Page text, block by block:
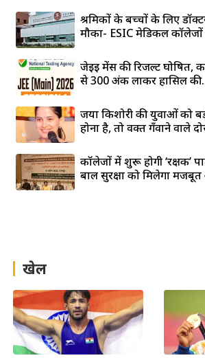
श्रमिकों के बच्चों के लिए
मौका- ESIC मेडिकल कॉलेजों
जेईई मेंस की रिजल्ट घोषित,
से 300 अंक लाकर हासिल
जया किशोरी की युवाओं को
होना है, तो वक्त गँवाने वाले
कॉलेजों में शुरू होगी ‘रक्षक’
बाल सुरक्षा को मिलेगा
खेल